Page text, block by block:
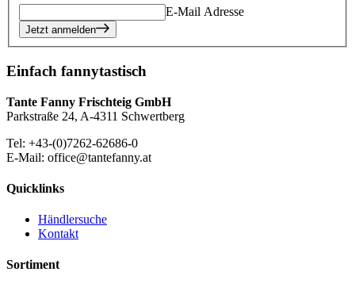
E-Mail Adresse
Jetzt anmelden
Einfach fannytastisch
Tante Fanny Frischteig GmbH
Parkstraße 24, A-4311 Schwertberg
Tel: +43-(0)7262-62686-0
E-Mail: office@tantefanny.at
Quicklinks
Händlersuche
Kontakt
Sortiment